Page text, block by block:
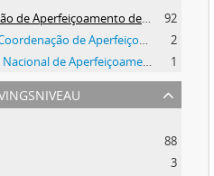
Coordenação de Aperfeiçoamento de Pessoal de Nível Superior (CAPES)
92
Fundação Coordenação de Aperfeiçoamento de Pessoal de Nível Superior (CAPES)
2
Campanha Nacional de Aperfeiçoamento de Pessoal de Nível Superior (CAPES)
1
88
3